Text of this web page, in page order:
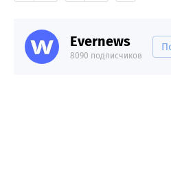
Evernews
8090 подписчиков